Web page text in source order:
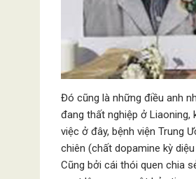
Đó cũng là những điều anh
đang thất nghiệp ở Liaoning,
việc ở đây, bệnh viện Trung
chiên (chất dopamine kỳ
Cũng bởi cái thói quen chia